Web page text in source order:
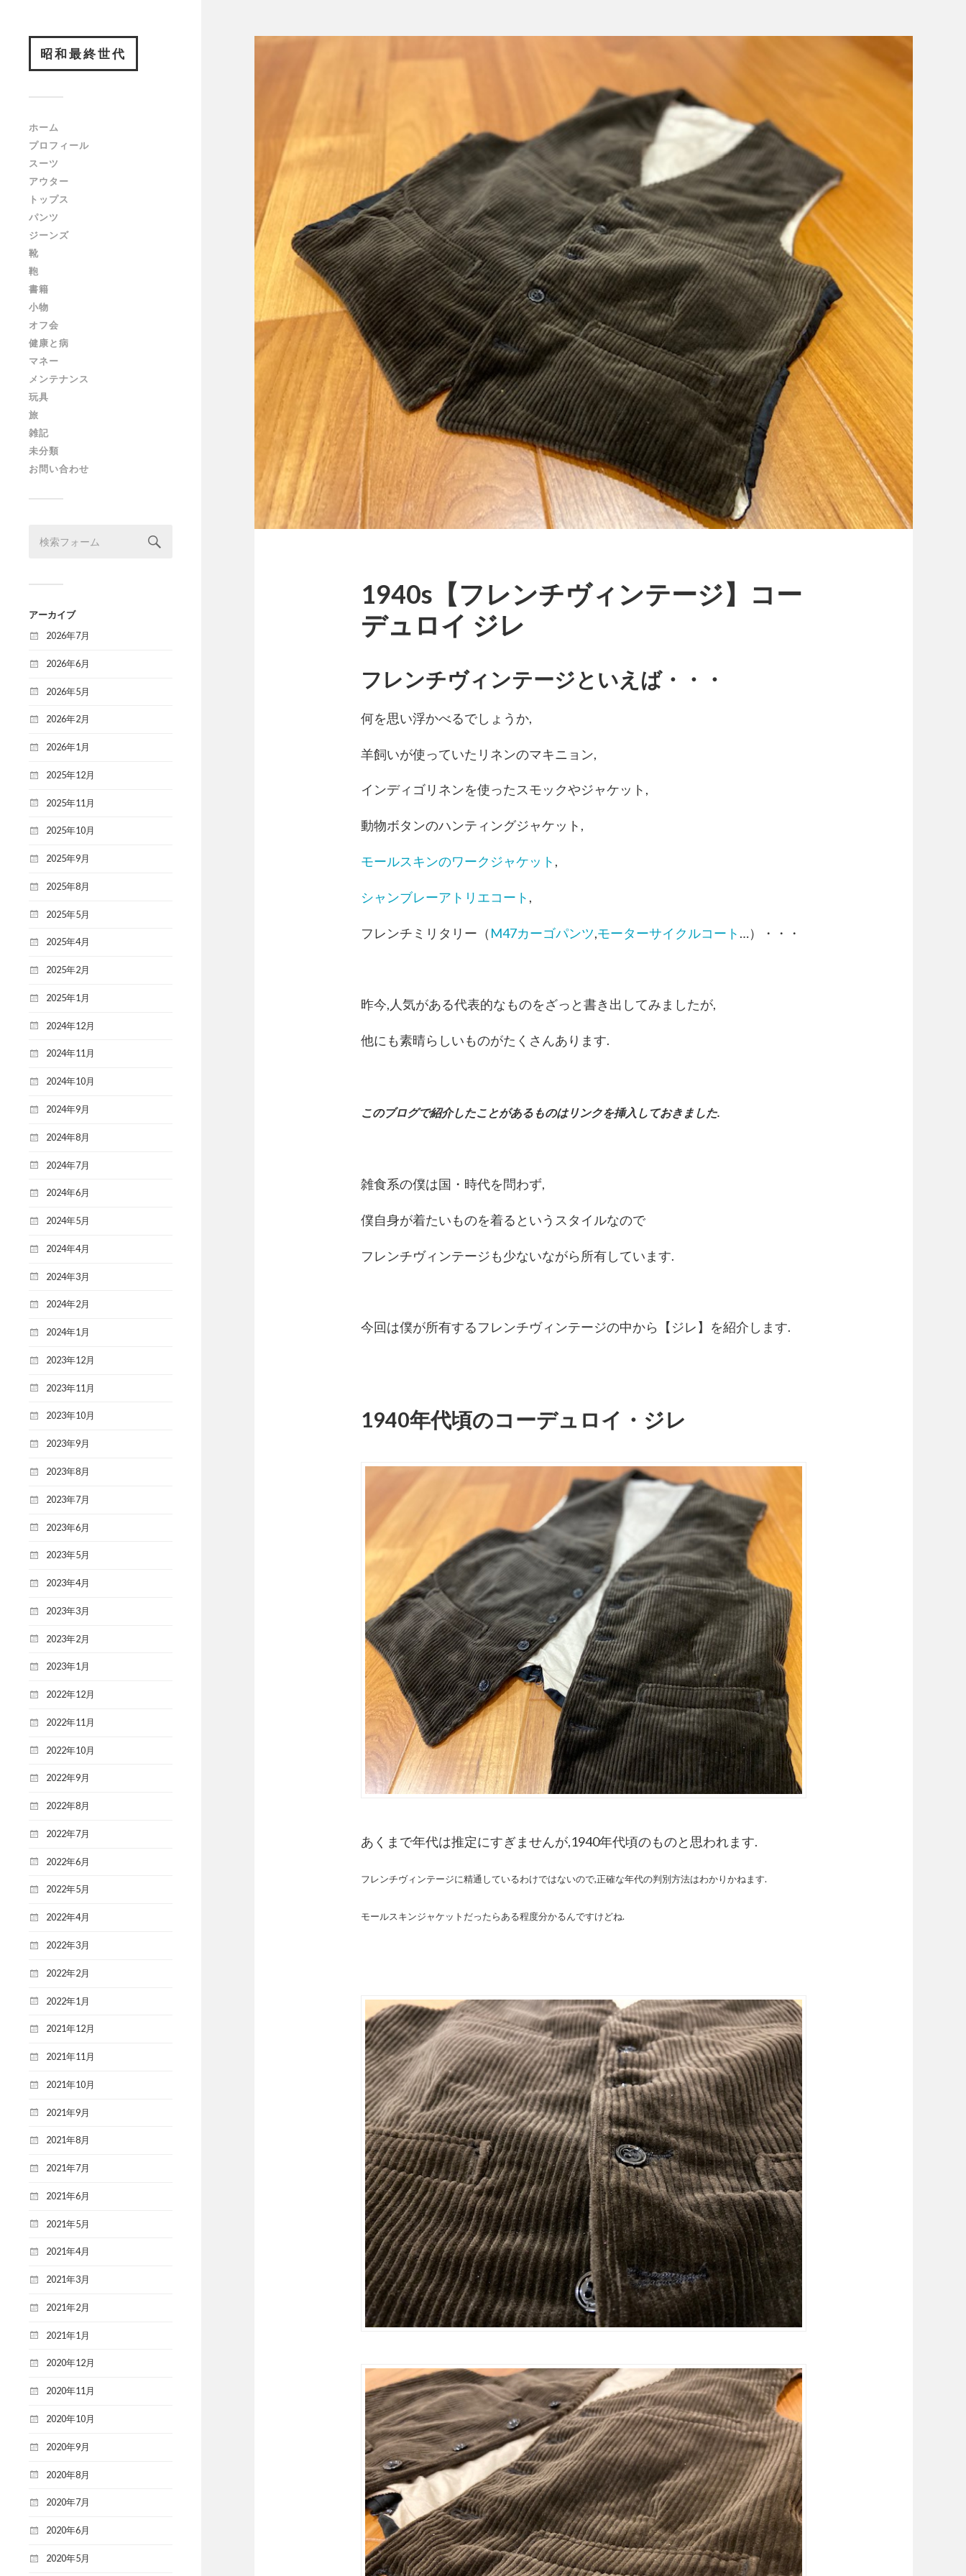
昭和最終世代
ホーム
プロフィール
スーツ
アウター
トップス
パンツ
ジーンズ
靴
鞄
書籍
小物
オフ会
健康と病
マネー
メンテナンス
玩具
旅
雑記
未分類
お問い合わせ
アーカイブ
2026年7月
2026年6月
2026年5月
2026年2月
2026年1月
2025年12月
2025年11月
2025年10月
2025年9月
2025年8月
2025年5月
2025年4月
2025年2月
2025年1月
2024年12月
2024年11月
2024年10月
2024年9月
2024年8月
2024年7月
2024年6月
2024年5月
2024年4月
2024年3月
2024年2月
2024年1月
2023年12月
2023年11月
2023年10月
2023年9月
2023年8月
2023年7月
2023年6月
2023年5月
2023年4月
2023年3月
2023年2月
2023年1月
2022年12月
2022年11月
2022年10月
2022年9月
2022年8月
2022年7月
2022年6月
2022年5月
2022年4月
2022年3月
2022年2月
2022年1月
2021年12月
2021年11月
2021年10月
2021年9月
2021年8月
2021年7月
2021年6月
2021年5月
2021年4月
2021年3月
2021年2月
2021年1月
2020年12月
2020年11月
2020年10月
2020年9月
2020年8月
2020年7月
2020年6月
2020年5月
1940s【フレンチヴィンテージ】コー
デュロイ ジレ
フレンチヴィンテージといえば・・・
何を思い浮かべるでしょうか,
羊飼いが使っていたリネンのマキニョン,
インディゴリネンを使ったスモックやジャケット,
動物ボタンのハンティングジャケット,
モールスキンのワークジャケット ,
シャンブレーアトリエコート ,
フレンチミリタリー（ M47カーゴパンツ,モーターサイクルコート …）・・・
昨今,人気がある代表的なものをざっと書き出してみましたが,
他にも素晴らしいものがたくさんあります.
このブログで紹介したことがあるものはリンクを挿入しておきました.
雑食系の僕は国・時代を問わず,
僕自身が着たいものを着るというスタイルなので
フレンチヴィンテージも少ないながら所有しています.
今回は僕が所有するフレンチヴィンテージの中から【ジレ】を紹介します.
1940年代頃のコーデュロイ・ジレ
あくまで年代は推定にすぎませんが,1940年代頃のものと思われます.
フレンチヴィンテージに精通しているわけではないので,正確な年代の判別方法はわかりかねます.
モールスキンジャケットだったらある程度分かるんですけどね.